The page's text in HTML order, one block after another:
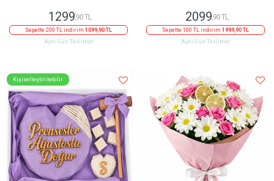
1299,90 TL
Sepette 200 TL indirim 1099,90 TL
Aynı Gün Teslimat
2099,90 TL
Sepette 100 TL indirim 1999,90 TL
Aynı Gün Teslimat
Kişiselleştirilebilir